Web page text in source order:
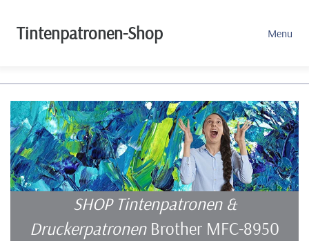
Tintenpatronen-Shop Menu
SHOP Tintenpatronen &
Druckerpatronen Brother MFC-8950